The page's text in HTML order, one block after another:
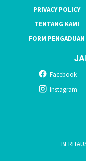
PRIVACY POLICY
TENTANG KAMI
FORM PENGADUAN
Facebook
Instagram